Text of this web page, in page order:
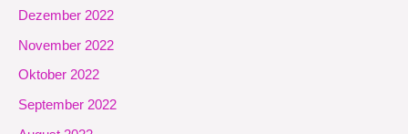
Dezember 2022
November 2022
Oktober 2022
September 2022